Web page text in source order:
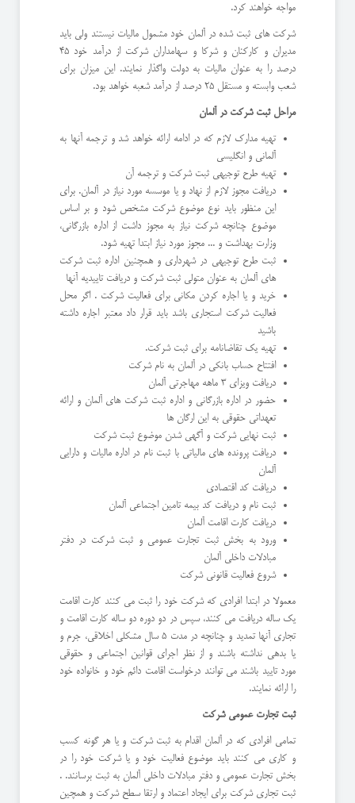
مواجه خواهند کرد.
شرکت های ثبت شده در آلمان خود مشمول مالیات نیستند ولی باید
مدیران و کارکنان و شرکا و سهامداران شرکت از درآمد خود 45
درصد را به عنوان مالیات به دولت واگذار نمایند. این میزان برای
شعب وابسته و مستقل 25 درصد از درآمد شعبه خواهد بود.
مراحل ثبت شرکت در آلمان
تهیه مدارک لازم که در ادامه ارائه خواهد شد و ترجمه آنها به
آلمانی و انگلیسی
تهیه طرح توجیهی ثبت شرکت و ترجمه آن
دریافت مجوز لازم از نهاد و یا موسسه مورد نیاز در آلمان. برای
این منظور باید نوع موضوع شرکت مشخص شود و بر اساس
موضوع چنانچه شرکت نیاز به مجوز داشت از اداره بازرگانی،
وزارت بهداشت و ... مجوز مورد نیاز ابتدا تهیه شود.
ثبت طرح توجیهی در شهرداری و همچنین اداره ثبت شرکت
های آلمان به عنوان متولی ثبت شرکت و دریافت تاییدیه آنها
خرید و یا اجاره کردن مکانی برای فعالیت شرکت . اگر محل
فعالیت شرکت استجاری باشد باید قرار داد معتبر اجاره داشته
باشید
تهیه یک تقاضانامه برای ثبت شرکت.
افتتاح حساب بانکی در آلمان به نام شرکت
دریافت ویزای 3 ماهه مهاجرتی آلمان
حضور در اداره بازرگانی و اداره ثبت شرکت های آلمان و ارائه
تعهداتی حقوقی به این ارگان ها
ثبت نهایی شرکت و آگهی شدن موضوع ثبت شرکت
دریافت پرونده های مالیاتی با ثبت نام در اداره مالیات و دارایی
آلمان
دریافت کد اقتصادی
ثبت نام و دریافت کد بیمه تامین اجتماعی آلمان
دریافت کارت اقامت آلمان
ورود به بخش ثبت تجارت عمومی و ثبت شرکت در دفتر
مبادلات داخلی آلمان
شروع فعالیت قانونی شرکت
معمولا در ابتدا افرادی که شرکت خود را ثبت می کنند کارت اقامت
یک ساله دریافت می کنند، سپس در دو دوره دو ساله کارت اقامت و
تجاری آنها تمدید و چنانچه در مدت 5 سال مشکلی اخلاقی، جرم و
یا بدهی نداشته باشند و از نظر اجرای قوانین اجتماعی و حقوقی
مورد تایید باشند می توانند درخواست اقامت دائم خود و خانواده خود
را ارائه نمایند.
ثبت تجارت عمومی شرکت
تمامی افرادی که در آلمان اقدام به ثبت شرکت و یا هر گونه کسب
و کاری می کنند باید موضوع فعالیت خود و یا شرکت خود را در
بخش تجارت عمومی و دفتر مبادلات داخلی آلمان به ثبت برسانند. .
ثبت تجاری شرکت برای ایجاد اعتماد و ارتقا سطح شرکت و همچین